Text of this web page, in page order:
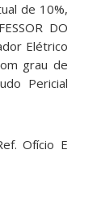
de 10%,
DO
Elétrico
grau de
Pericial
Ofício E